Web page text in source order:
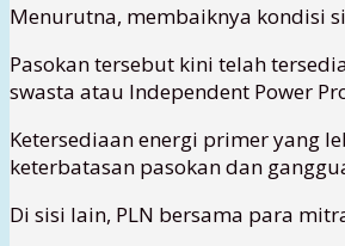
Menurutna, membaiknya kondisi
Pasokan tersebut kini telah
swasta atau Independent Power
Ketersediaan energi primer yang
keterbatasan pasokan dan
Di sisi lain, PLN bersama para